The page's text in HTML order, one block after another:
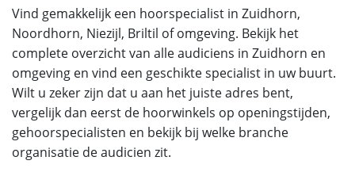
Vind gemakkelijk een hoorspecialist in Zuidhorn,
Noordhorn, Niezijl, Briltil of omgeving. Bekijk het
complete overzicht van alle audiciens in Zuidhorn en
omgeving en vind een geschikte specialist in uw buurt.
Wilt u zeker zijn dat u aan het juiste adres bent,
vergelijk dan eerst de hoorwinkels op openingstijden,
gehoorspecialisten en bekijk bij welke branche
organisatie de audicien zit.